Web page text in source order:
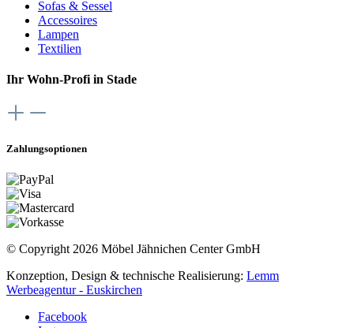
Sofas & Sessel
Accessoires
Lampen
Textilien
Ihr Wohn-Profi in Stade
Zahlungsoptionen
© Copyright 2026 Möbel Jähnichen Center GmbH
Konzeption, Design & technische Realisierung: Lemm
Werbeagentur - Euskirchen
Facebook